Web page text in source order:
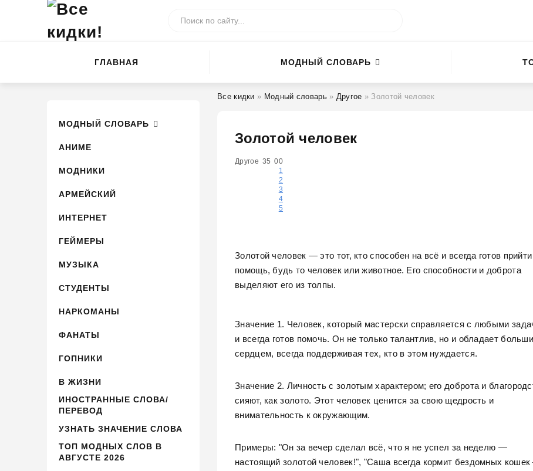
ГЛАВНАЯ МОДНЫЙ СЛОВАРЬ
МОДНЫЙ СЛОВАРЬ
АНИМЕ
МОДНИКИ
АРМЕЙСКИЙ
ИНТЕРНЕТ
ГЕЙМЕРЫ
МУЗЫКА
СТУДЕНТЫ
НАРКОМАНЫ
ФАНАТЫ
ГОПНИКИ
В ЖИЗНИ
ИНОСТРАННЫЕ СЛОВА/
ПЕРЕВОД
УЗНАТЬ ЗНАЧЕНИЕ СЛОВА
ТОП МОДНЫХ СЛОВ В
АВГУСТЕ 2026
Все кидки » Модный словарь» Другое » Золотой человек
Золотой человек
Другое 35 00
1
2
3
4
5
Золотой человек — это тот, кто способен на всё и всегда готов
помощь, будь то человек или животное. Его способности и доброта
выделяют его из толпы.
Значение 1. Человек, который мастерски справляется с любыми
и всегда готов помочь. Он не только талантлив, но и обладает
сердцем, всегда поддерживая тех, кто в этом нуждается.
Значение 2. Личность с золотым характером; его доброта и
сияют, как золото. Этот человек ценится за свою щедрость и
внимательность к окружающим.
Примеры: "Он за вечер сделал всё, что я не успел за неделю —
настоящий золотой человек!", "Саша всегда кормит бездомных